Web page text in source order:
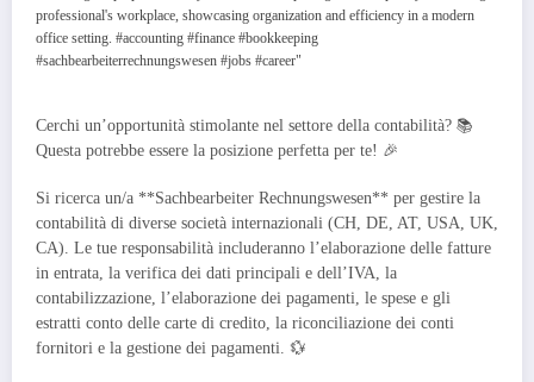
Cerchi un’opportunità stimolante nel settore della contabilità? 📚
Questa potrebbe essere la posizione perfetta per te! 🎉
Si ricerca un/a **Sachbearbeiter Rechnungswesen** per gestire la
contabilità di diverse società internazionali (CH, DE, AT, USA, UK,
CA). Le tue responsabilità includeranno l’elaborazione delle fatture
in entrata, la verifica dei dati principali e dell’IVA, la
contabilizzazione, l’elaborazione dei pagamenti, le spese e gli
estratti conto delle carte di credito, la riconciliazione dei conti
fornitori e la gestione dei pagamenti. 💱